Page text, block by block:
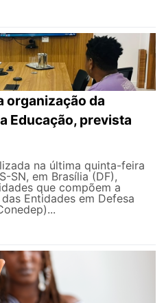
organização da
Educação, prevista
na última quinta-feira
SN, em Brasília (DF),
que compõem a
Entidades em Defesa